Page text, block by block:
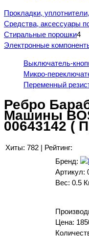
Прокладки,
Средства, аксессуары
Стиральные порошки4
Электронные
Выключатель-
Микро-
Переменный
Ребро
Машины
00643142 (
Хиты: 782 | Рейтинг:
Бренд:
Артикул:
Вес: 0.5
Цена: